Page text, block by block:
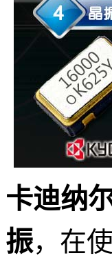
卡迪纳
振， 在